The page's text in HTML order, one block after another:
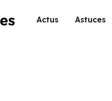
Actus Astuces